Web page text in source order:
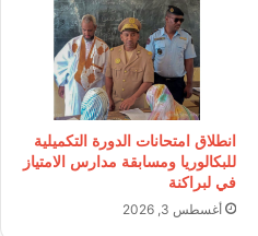
انطلاق امتحانات الدورة التكميلية
للبكالوريا ومسابقة مدارس الامتياز
في لبراكنة
أغسطس 3, 2026